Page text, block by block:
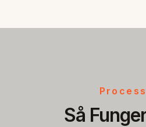
Så